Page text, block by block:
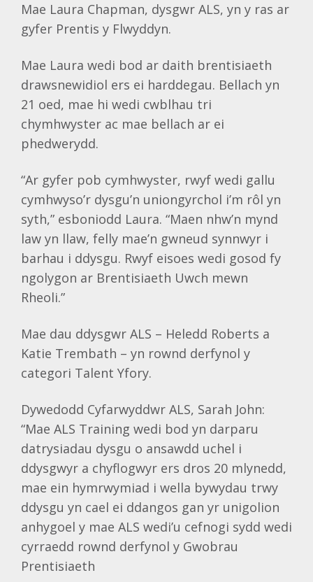
Mae Laura Chapman, dysgwr ALS, yn y ras ar
gyfer Prentis y Flwyddyn.
Mae Laura wedi bod ar daith brentisiaeth
drawsnewidiol ers ei harddegau. Bellach yn
21 oed, mae hi wedi cwblhau tri
chymhwyster ac mae bellach ar ei
phedwerydd.
“Ar gyfer pob cymhwyster, rwyf wedi gallu
cymhwyso’r dysgu’n uniongyrchol i’m rôl yn
syth,” esboniodd Laura. “Maen nhw’n mynd
law yn llaw, felly mae’n gwneud synnwyr i
barhau i ddysgu. Rwyf eisoes wedi gosod fy
ngolygon ar Brentisiaeth Uwch mewn
Rheoli.”
Mae dau ddysgwr ALS – Heledd Roberts a
Katie Trembath – yn rownd derfynol y
categori Talent Yfory.
Dywedodd Cyfarwyddwr ALS, Sarah John:
“Mae ALS Training wedi bod yn darparu
datrysiadau dysgu o ansawdd uchel i
ddysgwyr a chyflogwyr ers dros 20 mlynedd,
mae ein hymrwymiad i wella bywydau trwy
ddysgu yn cael ei ddangos gan yr unigolion
anhygoel y mae ALS wedi’u cefnogi sydd wedi
cyrraedd rownd derfynol y Gwobrau
Prentisiaeth